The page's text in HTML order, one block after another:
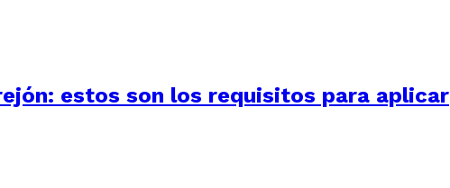
estos son los requisitos para aplicar